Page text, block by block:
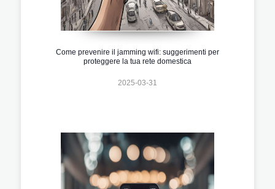
Come prevenire il jamming wifi: suggerimenti per
proteggere la tua rete domestica
2025-03-31